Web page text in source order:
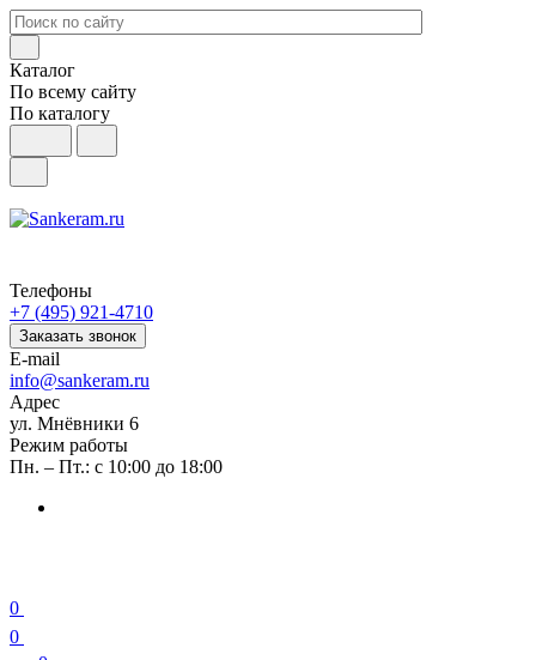
Каталог
По всему сайту
По каталогу
Телефоны
+7 (495) 921-4710
Заказать звонок
E-mail
info@sankeram.ru
Адрес
ул. Мнёвники 6
Режим работы
Пн. – Пт.: с 10:00 до 18:00
0
0